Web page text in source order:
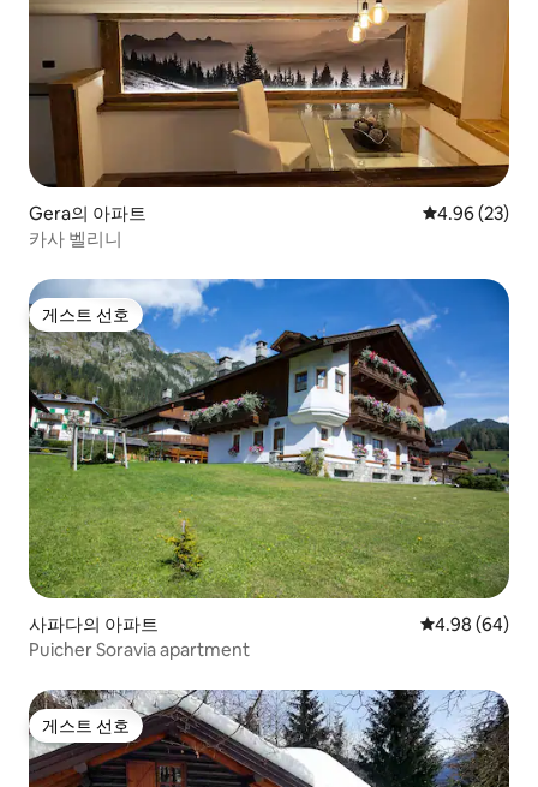
Gera의 아파트 평점 4.96점(5
4.96 (23)
카사 벨리니
게스트 선호
게스트 선호
사파다의 아파트 평점 4.98점(5
4.98 (64)
Puicher Soravia apartment
게스트 선호
게스트 선호